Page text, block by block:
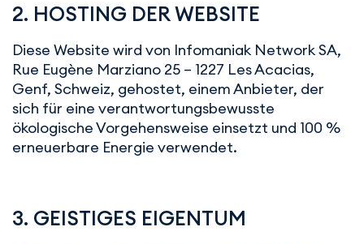
2. HOSTING DER WEBSITE
Diese Website wird von Infomaniak Network SA,
Rue Eugène Marziano 25 – 1227 Les Acacias,
Genf, Schweiz, gehostet, einem Anbieter, der
sich für eine verantwortungsbewusste
ökologische Vorgehensweise einsetzt und 100 %
erneuerbare Energie verwendet.
3. GEISTIGES EIGENTUM